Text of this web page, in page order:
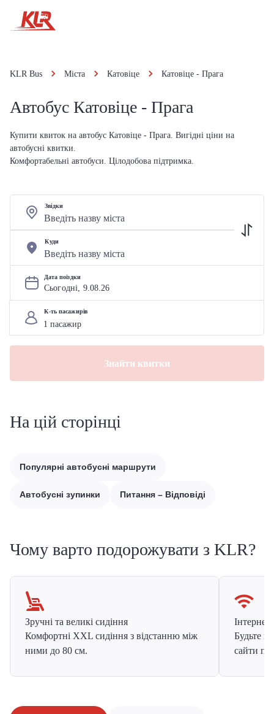
KLR Bus Міста Катовіце Катовіце - Прага
Автобус Катовіце - Прага
Купити квиток на автобус Катовіце - Прага. Вигідні ціни на
автобусні квитки.
Комфортабельні автобуси. Цілодобова підтримка.
Звідки
Куди
Дата поїздки
Сьогодні, 9.08.26
К-ть пасажирів
Знайти квитки
На цій сторінці
Популярні автобусні маршрути
Автобусні зупинки Питання – Відповіді
Чому варто подорожувати з KLR?
Зручні та великі сидіння
Комфортні XXL сидіння з відстанню між
ними до 80 см.
Інтернет
Будьте
сайти